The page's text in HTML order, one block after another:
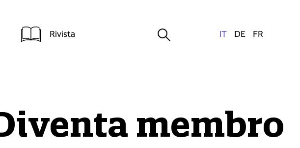
Rivista
membro